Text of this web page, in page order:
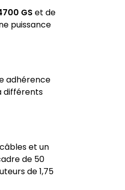
GS et de
puissance
adhérence
différents
et un
de 50
de 1,75